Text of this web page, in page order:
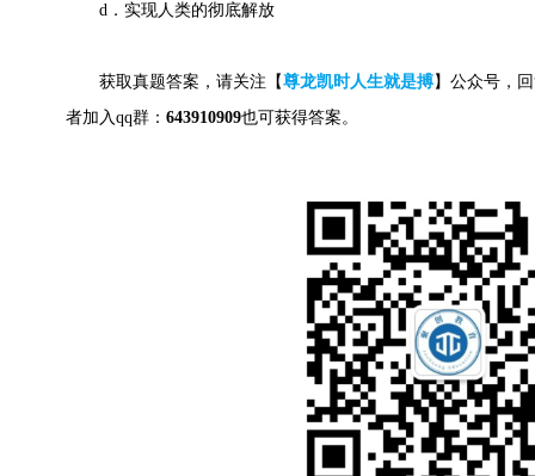
d．实现人类的彻底解放
获取真题答案，请关注【尊龙凯时人生就是搏】公众号，
者加入qq群： 643910909也可获得答案。